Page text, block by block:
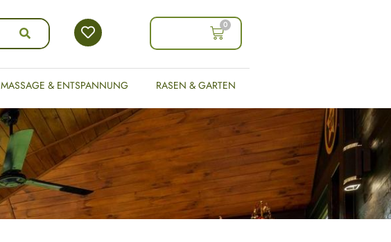
0
MASSAGE & ENTSPANNUNG RASEN & GARTEN